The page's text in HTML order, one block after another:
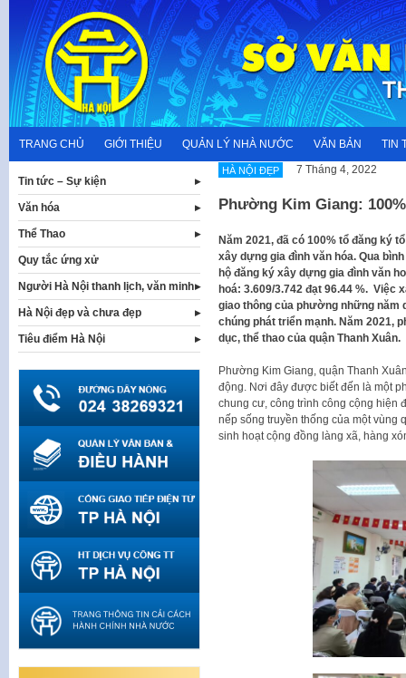
content
TRANG CHỦ GIỚI THIỆU QUẢN LÝ NHÀ NƯỚC VĂN BẢN TIN
HÀ NỘI ĐẸP 7 Tháng 4, 2022
Phường Kim Giang:
Năm 2021, đã có 100% tổ đăng ký
xây dựng gia đình văn hóa. Qua
hộ đăng ký xây dựng gia đình văn
hoá: 3.609/3.742 đạt 96.44 %. Việc
giao thông của phường những năm
chúng phát triển mạnh. Năm 2021,
dục, thể thao của quận Thanh Xuân.
Phường Kim Giang, quận Thanh
động. Nơi đây được biết đến là một
chung cư, công trình công cộng hiện
nếp sống truyền thống của một vùng
sinh hoạt cộng đồng làng xã, hàng
Tin tức – Sự kiện
Văn hóa
Thể Thao
Quy tắc ứng xử
Người Hà Nội thanh lịch, văn minh
Hà Nội đẹp và chưa đẹp
Tiêu điểm Hà Nội